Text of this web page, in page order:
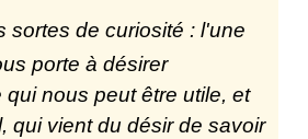
sortes de curiosité : l'une
porte à désirer
nous peut être utile, et
qui vient du désir de savoir